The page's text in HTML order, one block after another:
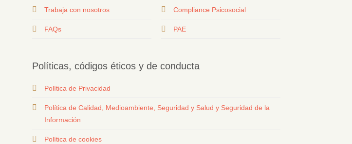
Trabaja con nosotros
FAQs
Compliance Psicosocial
PAE
Políticas, códigos éticos y de conducta
Política de Privacidad
Política de Calidad, Medioambiente, Seguridad y Salud y Seguridad de la
Información
Política de cookies